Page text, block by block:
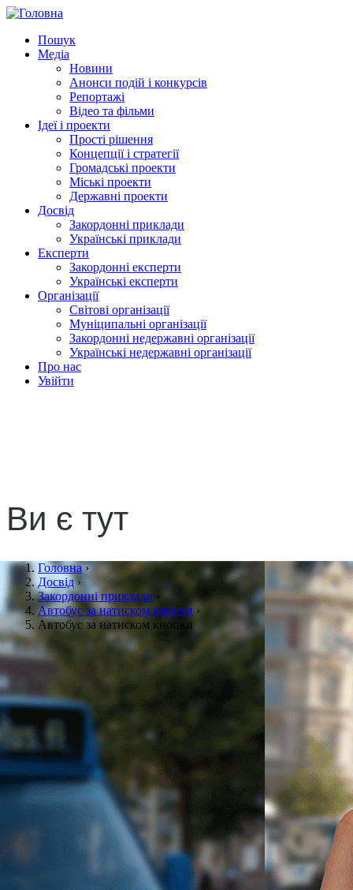
Пошук
Медіа
Новини
Анонси подій і конкурсів
Репортажі
Відео та фільми
Ідеї і проекти
Прості рішення
Концепції і стратегії
Громадські проекти
Міські проекти
Державні проекти
Досвід
Закордонні приклади
Українські приклади
Експерти
Закордонні експерти
Українські експерти
Організації
Світові організації
Муніципальні організації
Закордонні недержавні організації
Українські недержавні організації
Про нас
Увійти
Ви є тут
Головна›
Досвід›
Закордонні приклади ›
Автобус за натиском кнопки›
Автобус за натиском кнопки